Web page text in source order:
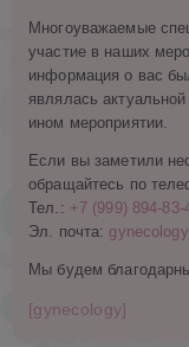
Многоуважаемые
участие в наших
информация о вас
являлась
ином мероприятии.
Если вы заметили
обращайтесь по
Тел.: +7 (999) 894-83-
Эл. почта:
Мы будем
[gynecology]